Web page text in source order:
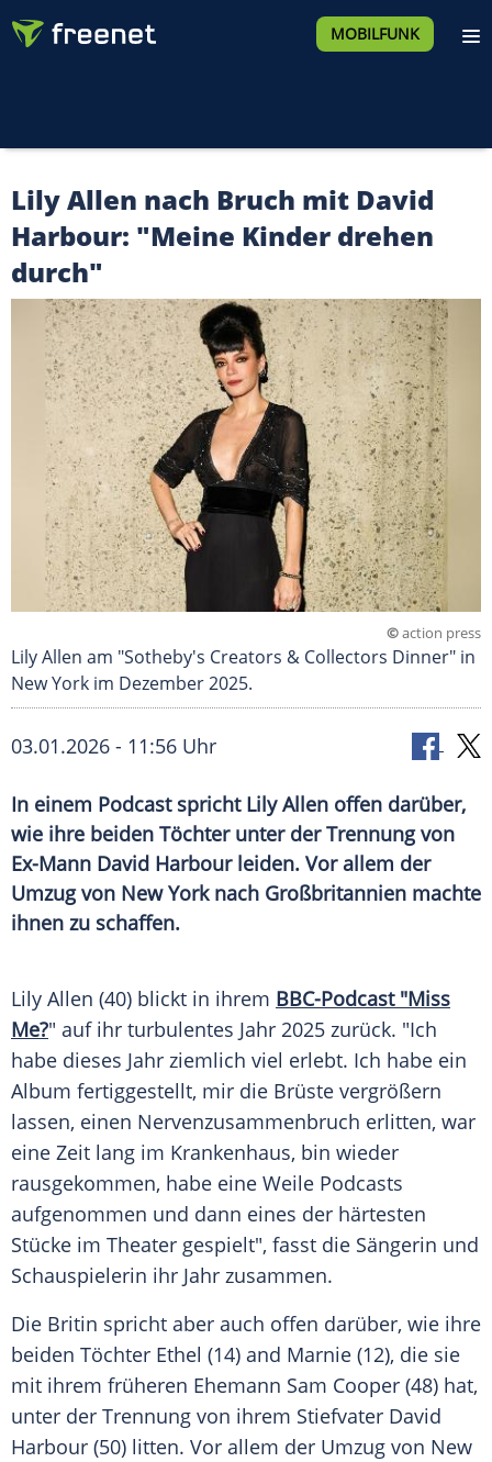
MOBILFUNK
Lily Allen nach Bruch mit David
Harbour: "Meine Kinder drehen
durch"
©action press
Lily Allen am "Sotheby's Creators & Collectors Dinner" in
New York im Dezember 2025.
03.01.2026 - 11:56 Uhr
In einem Podcast spricht Lily Allen offen darüber,
wie ihre beiden Töchter unter der Trennung von
Ex-Mann David Harbour leiden. Vor allem der
Umzug von New York nach Großbritannien machte
ihnen zu schaffen.
Lily Allen (40) blickt in ihrem BBC-Podcast "Miss
Me?" auf ihr turbulentes Jahr 2025 zurück. "Ich
habe dieses Jahr ziemlich viel erlebt. Ich habe ein
Album fertiggestellt, mir die Brüste vergrößern
lassen, einen Nervenzusammenbruch erlitten, war
eine Zeit lang im Krankenhaus, bin wieder
rausgekommen, habe eine Weile Podcasts
aufgenommen und dann eines der härtesten
Stücke im Theater gespielt", fasst die Sängerin und
Schauspielerin ihr Jahr zusammen.
Die Britin spricht aber auch offen darüber, wie ihre
beiden Töchter Ethel (14) and Marnie (12), die sie
mit ihrem früheren Ehemann Sam Cooper (48) hat,
unter der Trennung von ihrem Stiefvater David
Harbour (50) litten. Vor allem der Umzug von New